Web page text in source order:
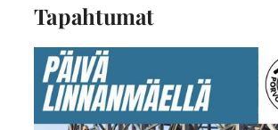
Tapahtumat